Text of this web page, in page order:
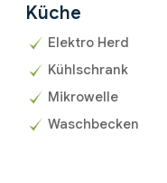
Küche
Elektro Herd
Kühlschrank
Mikrowelle
Waschbecken